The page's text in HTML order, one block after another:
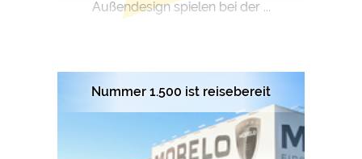
Außendesign spielen bei der ...
Nummer 1.500 ist reisebereit